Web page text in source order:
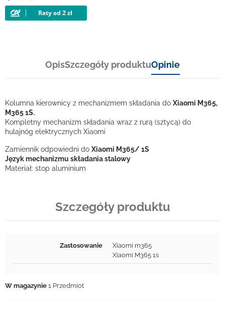
OpisSzczegóły produktuOpinie
Kolumna kierownicy z mechanizmem składania do Xiaomi M365,
M365 1S.
Kompletny mechanizm składania wraz z rurą (sztycą) do
hulajnóg elektrycznych Xiaomi
Zamiennik odpowiedni do Xiaomi M365/ 1S
Język mechanizmu składania stalowy
Materiał: stop aluminium
Szczegóły produktu
Zastosowanie
Xiaomi m365
Xiaomi M365 1s
W magazynie 1 Przedmiot